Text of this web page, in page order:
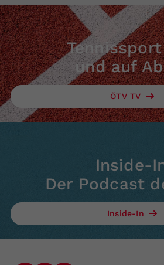
und auf
ÖTV TV
Inside-
Der Podcast
Inside-In